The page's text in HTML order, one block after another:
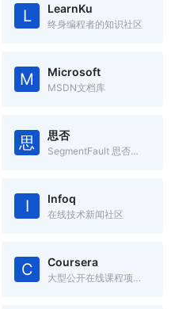
L LearnKu
终身编程者的知识社区
M Microsoft
MSDN文档库
思 思否
SegmentFault 思否是中国领先的开发者技术社区
I Infoq
在线技术新闻社区
C Coursera
大型公开在线课程项目，由美国斯坦福大学两名计算机科学教授创办。